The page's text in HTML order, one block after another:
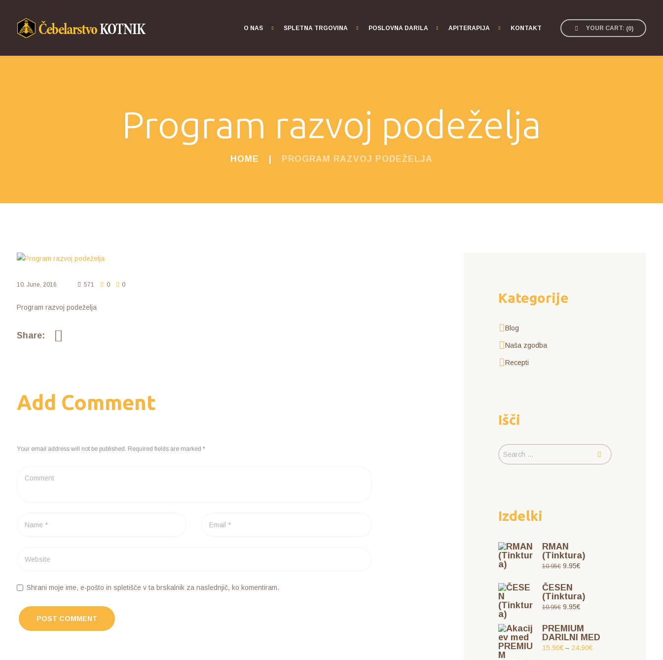
O NAS SPLETNA TRGOVINA POSLOVNA DARILA APITERAPIJA KONTAKT YOUR CART: (0)
Program razvoj podeželja
HOME PROGRAM RAZVOJ PODEŽELJA
10. June, 2016 571 0 0
Program razvoj podeželja
Share:
Add Comment
Your email address will not be published. Required fields are marked *
Shrani moje ime, e-pošto in spletišče v ta brskalnik za naslednjič, ko komentiram.
Kategorije
Blog
Naša zgodba
Recepti
Išči
Izdelki
RMAN
(Tinktura)
10.95€ 9.95€
ČESEN
(Tinktura)
10.95€ 9.95€
PREMIUM
DARILNI MED
15.90€ – 24.90€